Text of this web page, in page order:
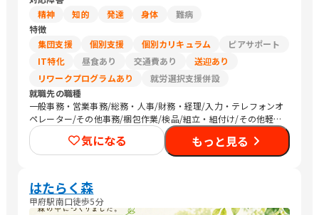
精神
知的 発達 身体
難病
特徴
集団支援
個別支援 個別カリキュラム
ピアサポート
IT特化
昼食あり 交通費あり
送迎あり
リワークプログラムあり
就労選択支援併設
就職先の職種
一般事務・営業事務/総務・人事/財務・経理/入力・テレフォンオ
ペレーター/その他事務/梱包作業/検品/組立・組付け/その他軽作
業/販売スタッフ・接客/品質管理・生産管理・メンテナンス/介護
職員・ヘルパー/医療関連職/清掃
気になる もっと見る
はたらく森
甲府駅南口徒歩5分